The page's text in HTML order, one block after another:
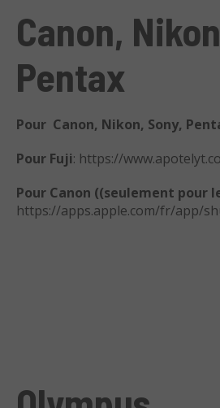
Canon,
Pentax
Pour Canon, Nikon, Sony,
Pour Fuji: https://
Pour Canon ((seulement pour
https://apps.apple.com/fr/app/